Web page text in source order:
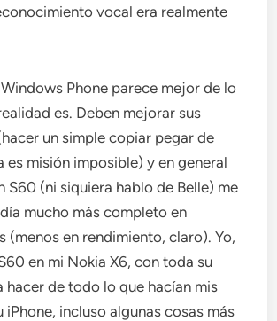
vocal era realmente
Phone parece mejor de lo
es. Deben mejorar sus
un simple copiar pegar de
es misión imposible) y en general
S60 (ni siquiera hablo de Belle) me
mucho más completo en
(menos en rendimiento, claro). Yo,
en mi Nokia X6, con toda su
hacer de todo lo que hacían mis
iPhone, incluso algunas cosas más